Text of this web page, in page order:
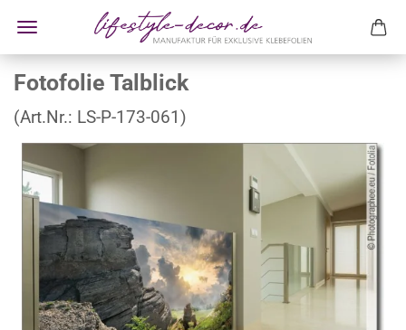
Fotofolie Talblick
(Art.Nr.: LS-P-173-061)